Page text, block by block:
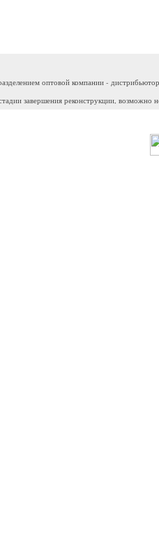
оптовой компании -
завершения реконструкции, возможно